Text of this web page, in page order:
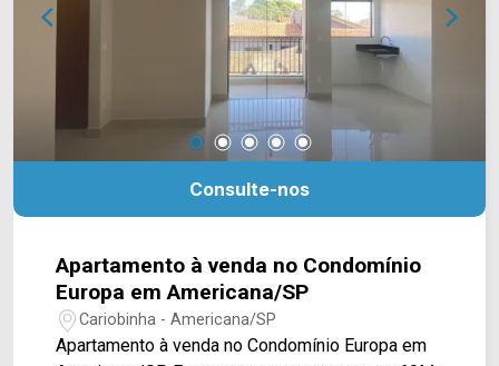
Imóveis e agende a sua visita!! WhatsApp e
Telefone: (19) 3475-4546 ARBIX IMÓVEIS -
Presente em cada mudança!
Consulte-nos
Apartamento à venda no Condomínio
Europa em Americana/SP
Cariobinha - Americana/SP
Apartamento à venda no Condomínio Europa em